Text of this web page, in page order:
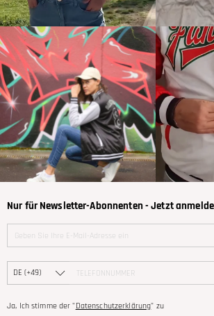
Nur für Newsletter-Abonnenten - Jetzt
Ja, Ich stimme der "Datenschutzerklärung" zu